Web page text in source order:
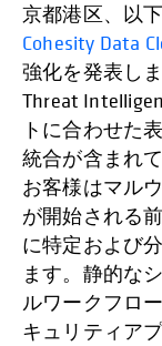
京都港区、以
Cohesity Data
強化を発表し
Threat
トに合わせた
統合が含まれ
お客様はマル
が開始される
に特定および
ます。静的な
ルワークフロ
キュリティア